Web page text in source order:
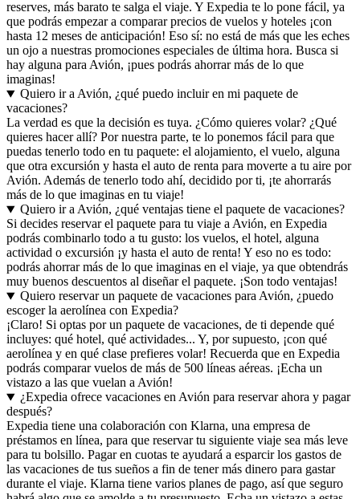
reserves, más barato te salga el viaje. Y Expedia te lo pone fácil, ya
que podrás empezar a comparar precios de vuelos y hoteles ¡con
hasta 12 meses de anticipación! Eso sí: no está de más que les eches
un ojo a nuestras promociones especiales de última hora. Busca si
hay alguna para Avión, ¡pues podrás ahorrar más de lo que
imaginas!
Quiero ir a Avión, ¿qué puedo incluir en mi paquete de
vacaciones?
La verdad es que la decisión es tuya. ¿Cómo quieres volar? ¿Qué
quieres hacer allí? Por nuestra parte, te lo ponemos fácil para que
puedas tenerlo todo en tu paquete: el alojamiento, el vuelo, alguna
que otra excursión y hasta el auto de renta para moverte a tu aire por
Avión. Además de tenerlo todo ahí, decidido por ti, ¡te ahorrarás
más de lo que imaginas en tu viaje!
Quiero ir a Avión, ¿qué ventajas tiene el paquete de vacaciones?
Si decides reservar el paquete para tu viaje a Avión, en Expedia
podrás combinarlo todo a tu gusto: los vuelos, el hotel, alguna
actividad o excursión ¡y hasta el auto de renta! Y eso no es todo:
podrás ahorrar más de lo que imaginas en el viaje, ya que obtendrás
muy buenos descuentos al diseñar el paquete. ¡Son todo ventajas!
Quiero reservar un paquete de vacaciones para Avión, ¿puedo
escoger la aerolínea con Expedia?
¡Claro! Si optas por un paquete de vacaciones, de ti depende qué
incluyes: qué hotel, qué actividades... Y, por supuesto, ¡con qué
aerolínea y en qué clase prefieres volar! Recuerda que en Expedia
podrás comparar vuelos de más de 500 líneas aéreas. ¡Echa un
vistazo a las que vuelan a Avión!
¿Expedia ofrece vacaciones en Avión para reservar ahora y pagar
después?
Expedia tiene una colaboración con Klarna, una empresa de
préstamos en línea, para que reservar tu siguiente viaje sea más leve
para tu bolsillo. Pagar en cuotas te ayudará a esparcir los gastos de
las vacaciones de tus sueños a fin de tener más dinero para gastar
durante el viaje. Klarna tiene varios planes de pago, así que seguro